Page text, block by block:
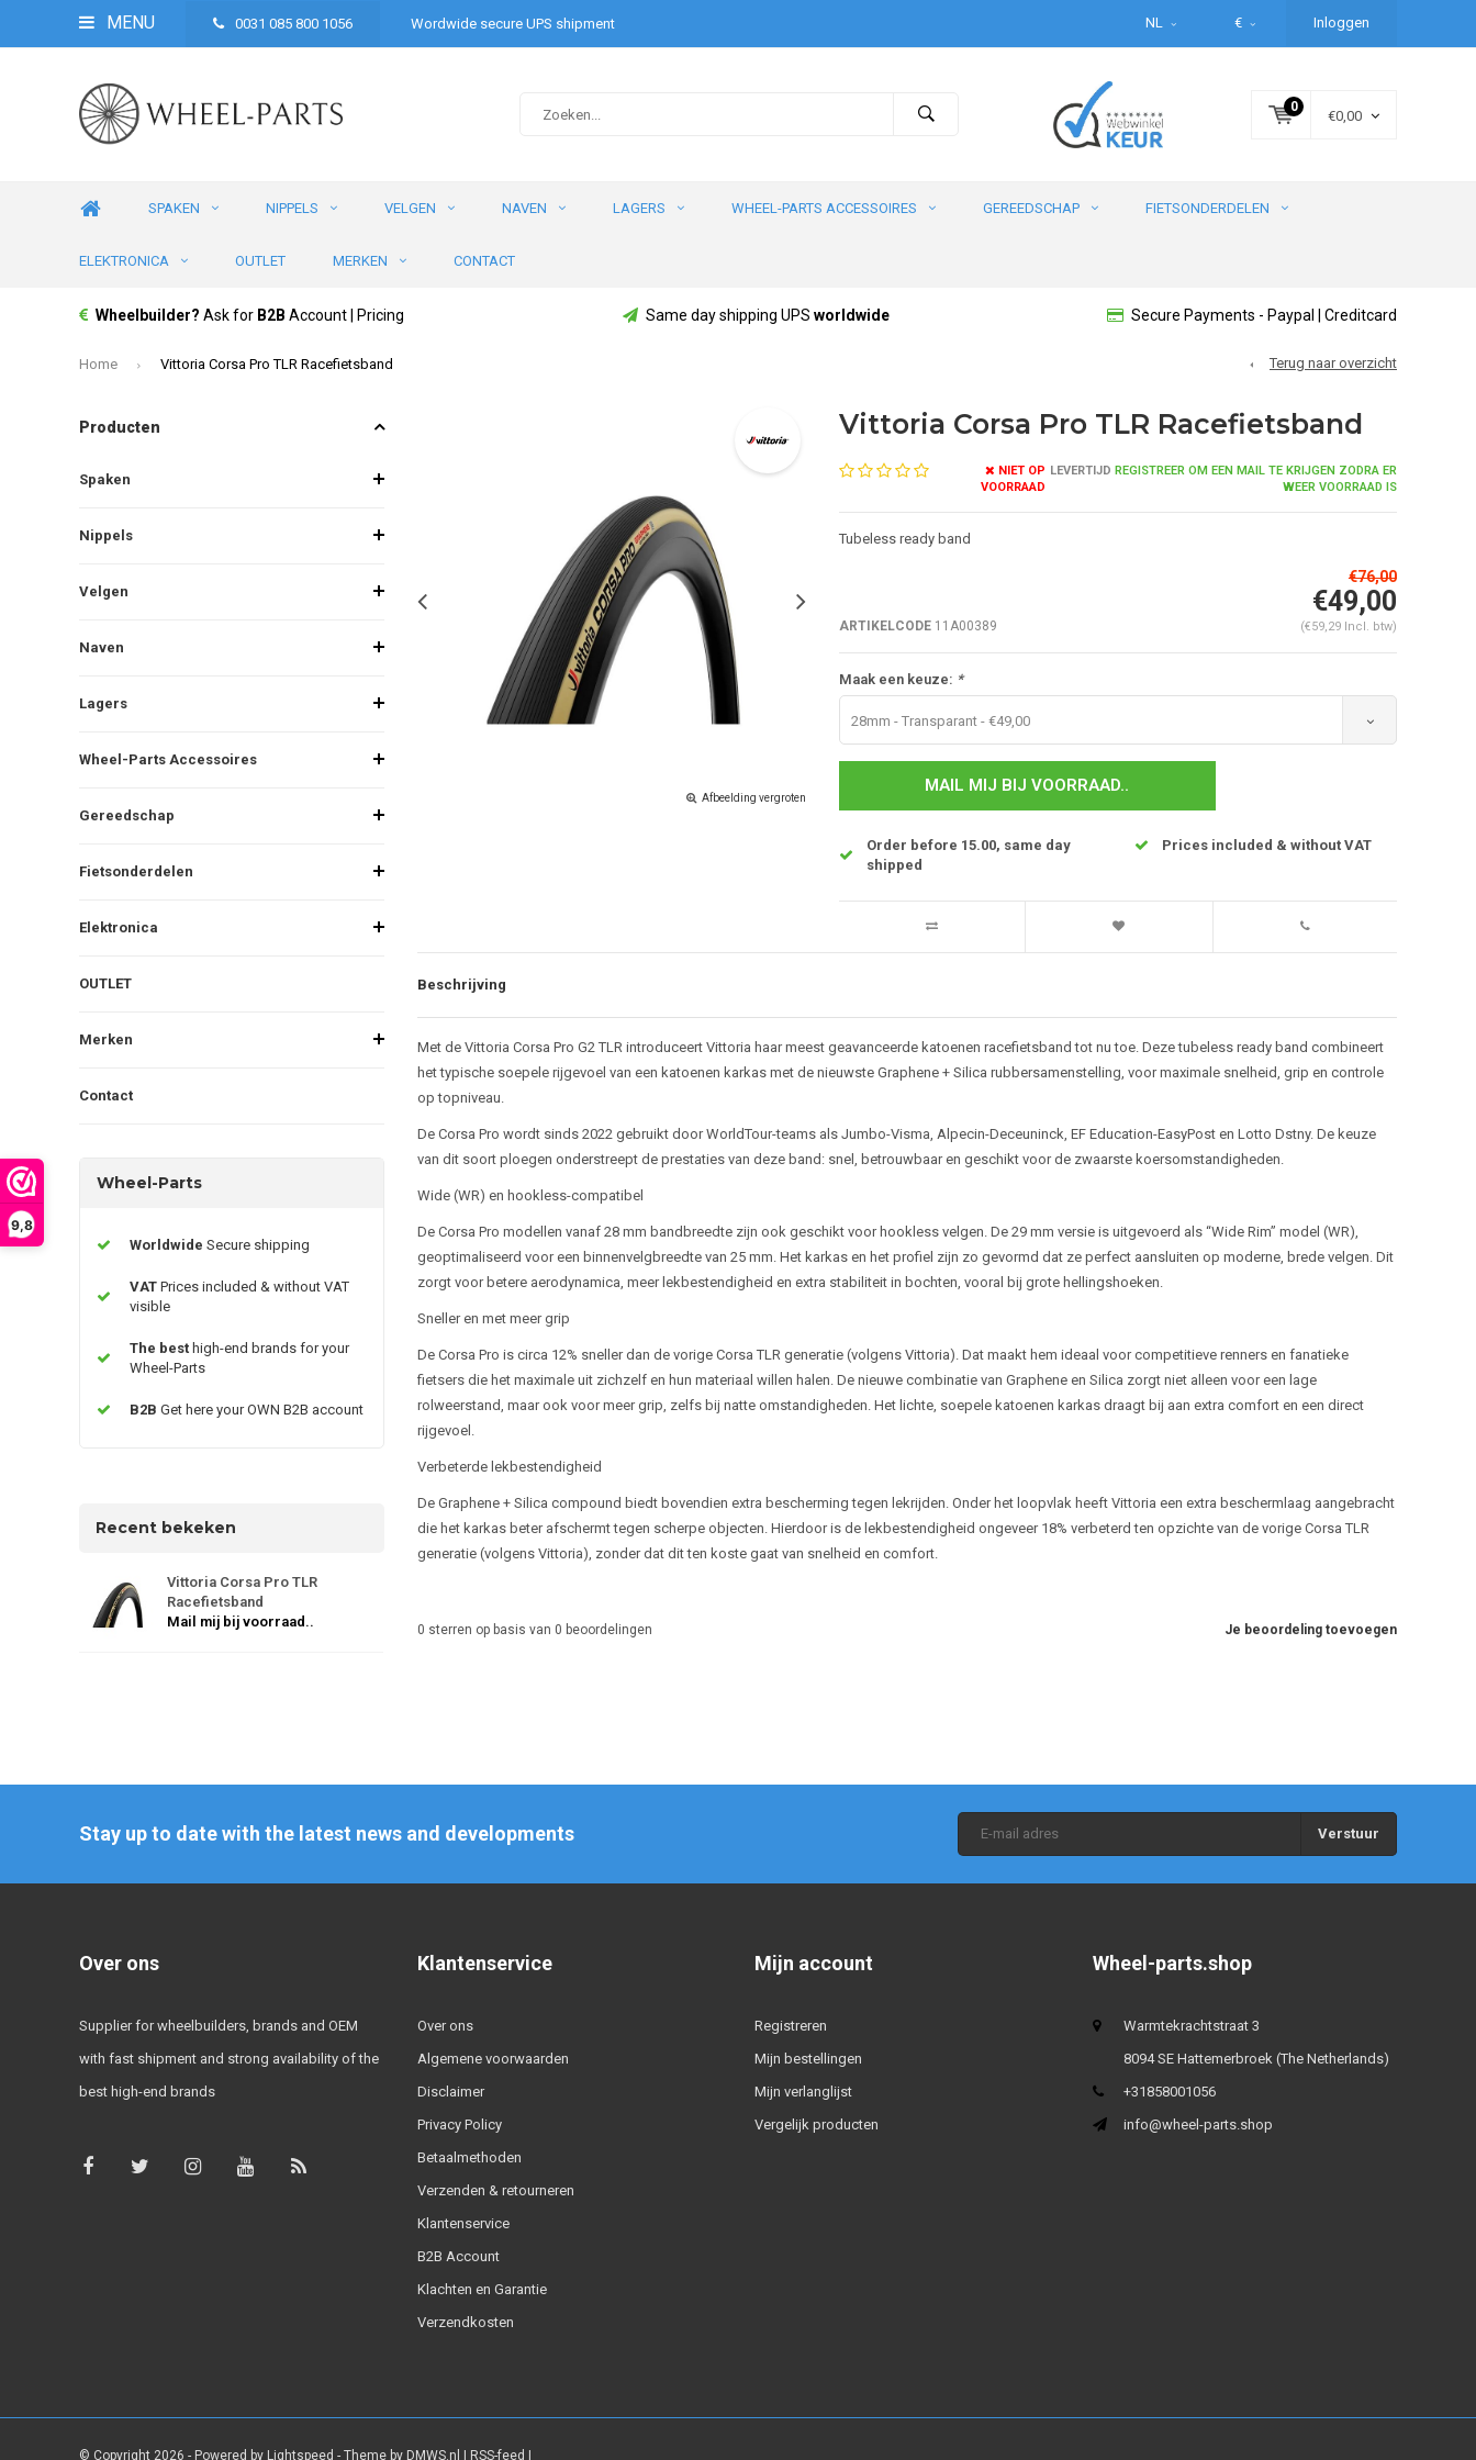
9,8
MENU 0031 085 800 1056 Wordwide secure UPS shipment NL € Inloggen
0
€0,00
SPAKEN NIPPELS VELGEN NAVEN LAGERS WHEEL-PARTS ACCESSOIRES GEREEDSCHAP FIETSONDERDELEN
ELEKTRONICA OUTLET MERKEN CONTACT
Wheelbuilder? Ask for B2B Account | Pricing Same day shipping UPS worldwide Secure Payments - Paypal | Creditcard
Home Vittoria Corsa Pro TLR Racefietsband Terug naar overzicht
Producten
Spaken
Nippels
Velgen
Naven
Lagers
Wheel-Parts Accessoires
Gereedschap
Fietsonderdelen
Elektronica
OUTLET
Merken
Contact
Wheel-Parts
Worldwide Secure shipping
VAT Prices included & without VAT
visible
The best high-end brands for your
Wheel-Parts
B2B Get here your OWN B2B account
Recent bekeken
Vittoria Corsa Pro TLR
Racefietsband
Mail mij bij voorraad..
Afbeelding vergroten
Vittoria Corsa Pro TLR Racefietsband
NIET OP
VOORRAAD
LEVERTIJD REGISTREER OM EEN MAIL TE KRIJGEN ZODRA ER
WEER VOORRAAD IS
Tubeless ready band
ARTIKELCODE11A00389
€76,00
€49,00
(€59,29 Incl. btw)
Maak een keuze: *
28mm - Transparant - €49,00
MAIL MIJ BIJ VOORRAAD..
Order before 15.00, same day
shipped
Prices included & without VAT
Beschrijving
Met de Vittoria Corsa Pro G2 TLR introduceert Vittoria haar meest geavanceerde katoenen racefietsband tot nu toe. Deze tubeless ready band combineert
het typische soepele rijgevoel van een katoenen karkas met de nieuwste Graphene + Silica rubbersamenstelling, voor maximale snelheid, grip en controle
op topniveau.
De Corsa Pro wordt sinds 2022 gebruikt door WorldTour-teams als Jumbo-Visma, Alpecin-Deceuninck, EF Education-EasyPost en Lotto Dstny. De keuze
van dit soort ploegen onderstreept de prestaties van deze band: snel, betrouwbaar en geschikt voor de zwaarste koersomstandigheden.
Wide (WR) en hookless-compatibel
De Corsa Pro modellen vanaf 28 mm bandbreedte zijn ook geschikt voor hookless velgen. De 29 mm versie is uitgevoerd als “Wide Rim” model (WR),
geoptimaliseerd voor een binnenvelgbreedte van 25 mm. Het karkas en het profiel zijn zo gevormd dat ze perfect aansluiten op moderne, brede velgen. Dit
zorgt voor betere aerodynamica, meer lekbestendigheid en extra stabiliteit in bochten, vooral bij grote hellingshoeken.
Sneller en met meer grip
De Corsa Pro is circa 12% sneller dan de vorige Corsa TLR generatie (volgens Vittoria). Dat maakt hem ideaal voor competitieve renners en fanatieke
fietsers die het maximale uit zichzelf en hun materiaal willen halen. De nieuwe combinatie van Graphene en Silica zorgt niet alleen voor een lage
rolweerstand, maar ook voor meer grip, zelfs bij natte omstandigheden. Het lichte, soepele katoenen karkas draagt bij aan extra comfort en een direct
rijgevoel.
Verbeterde lekbestendigheid
De Graphene + Silica compound biedt bovendien extra bescherming tegen lekrijden. Onder het loopvlak heeft Vittoria een extra beschermlaag aangebracht
die het karkas beter afschermt tegen scherpe objecten. Hierdoor is de lekbestendigheid ongeveer 18% verbeterd ten opzichte van de vorige Corsa TLR
generatie (volgens Vittoria), zonder dat dit ten koste gaat van snelheid en comfort.
Je beoordeling toevoegen
0 sterren op basis van 0 beoordelingen
Stay up to date with the latest news and developments Verstuur
Over ons
Supplier for wheelbuilders, brands and OEM
with fast shipment and strong availability of the
best high-end brands
Klantenservice
Over ons
Algemene voorwaarden
Disclaimer
Privacy Policy
Betaalmethoden
Verzenden & retourneren
Klantenservice
B2B Account
Klachten en Garantie
Verzendkosten
Mijn account
Registreren
Mijn bestellingen
Mijn verlanglijst
Vergelijk producten
Wheel-parts.shop
Warmtekrachtstraat 3
8094 SE Hattemerbroek (The Netherlands)
+31858001056
info@wheel-parts.shop
© Copyright 2026 - Powered by Lightspeed - Theme by DMWS.nl | RSS-feed |